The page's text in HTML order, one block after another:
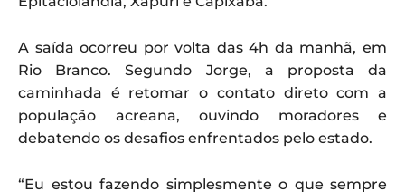
A saída ocorreu por volta das 4h da manhã, em
Rio Branco. Segundo Jorge, a proposta da
caminhada é retomar o contato direto com a
população acreana, ouvindo moradores e
debatendo os desafios enfrentados pelo estado.
“Eu estou fazendo simplesmente o que sempre